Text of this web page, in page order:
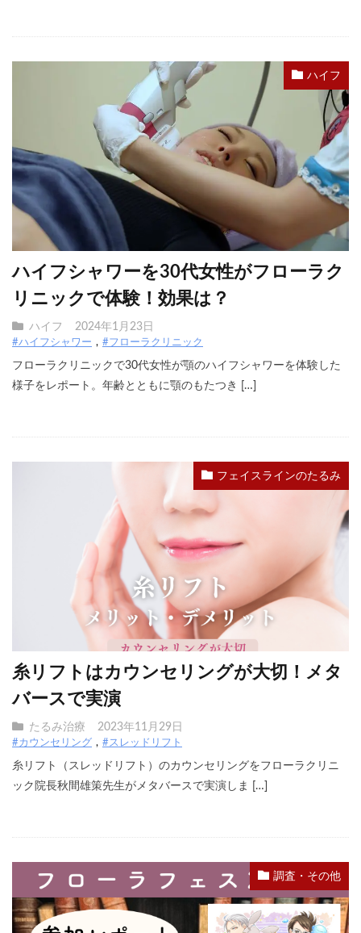
ハイフ
ハイフシャワーを30代女性がフローラク
リニックで体験！効果は？
ハイフ 2024年1月23日
#ハイフシャワー #フローラクリニック
フローラクリニックで30代女性が顎のハイフシャワーを体験した
様子をレポート。年齢とともに顎のもたつき […]
フェイスラインのたるみ
糸リフトはカウンセリングが大切！メタ
バースで実演
たるみ治療 2023年11月29日
#カウンセリング #スレッドリフト
糸リフト（スレッドリフト）のカウンセリングをフローラクリニ
ック院長秋間雄策先生がメタバースで実演しま […]
調査・その他